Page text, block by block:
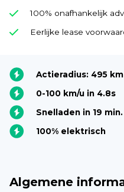
100% onafhankelijk
Eerlijke lease
Actieradius: 495 km
0-100 km/u in 4.8s
Snelladen in 19 min.
100% elektrisch
Algemene